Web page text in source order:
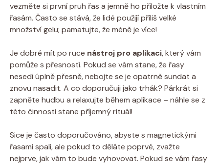
vezměte si první pruh řas a jemně ho přiložte k vlastním
řasám. Často se stává, že lidé použijí příliš velké
množství gelu; pamatujte, že méně je více!
Je dobré mít po ruce nástroj pro aplikaci, který vám
pomůže s přesností. Pokud se vám stane, že řasy
nesedí úplně přesně, nebojte se je opatrně sundat a
znovu nasadit. A co doporučuji jako trhák? Párkrát si
zapněte hudbu a relaxujte během aplikace – náhle se z
této činnosti stane příjemný rituál!
Sice je často doporučováno, abyste s magnetickými
řasami spali, ale pokud to děláte poprvé, zvažte
nejprve, jak vám to bude vyhovovat. Pokud se vám řasy